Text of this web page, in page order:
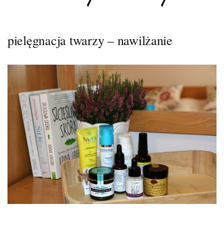
pielęgnacja twarzy – nawilżanie